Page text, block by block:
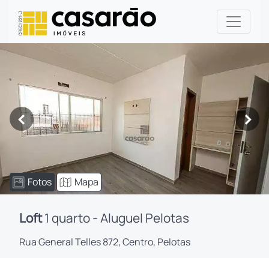
< >
Fotos Mapa
Loft1 quarto - Aluguel Pelotas
Rua General Telles 872, Centro, Pelotas